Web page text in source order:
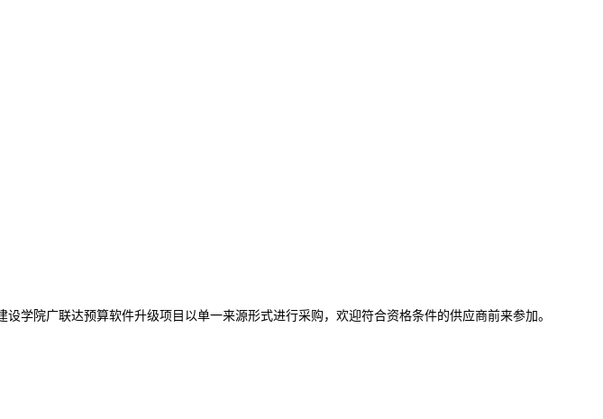
设学院广联达预算软件升级项目 以单一来源形式进行采购，欢迎符合资格条件的供应商前来参加。